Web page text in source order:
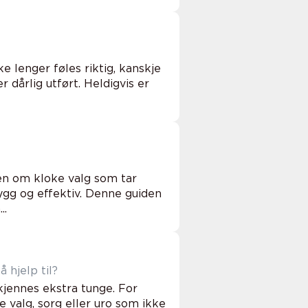
lenger føles riktig, kanskje
dårlig utført. Heldigvis er
om kloke valg som tar
og effektiv. Denne guiden
få hjelp til?
ekstra tunge. For
valg, sorg eller uro som ikke